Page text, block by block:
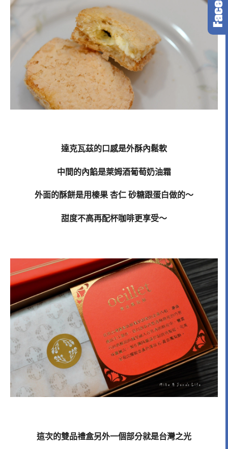
達克瓦茲的口感是外酥內鬆軟
中間的內餡是萊姆酒葡萄奶油霜
外面的酥餅是用榛果 杏仁 砂糖跟蛋白做的～
甜度不高再配杯咖啡更享受～
這次的雙品禮盒另外一個部分就是台灣之光